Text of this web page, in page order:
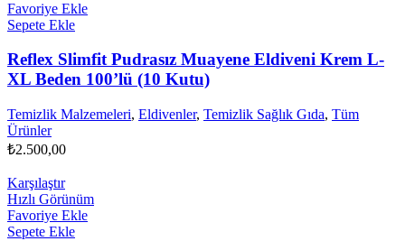
Favoriye Ekle
Sepete Ekle
Reflex Slimfit Pudrasız Muayene Eldiveni Krem L-
XL Beden 100’lü (10 Kutu)
Temizlik Malzemeleri, Eldivenler, Temizlik Sağlık Gıda, Tüm
Ürünler
₺2.500,00
Karşılaştır
Hızlı Görünüm
Favoriye Ekle
Sepete Ekle